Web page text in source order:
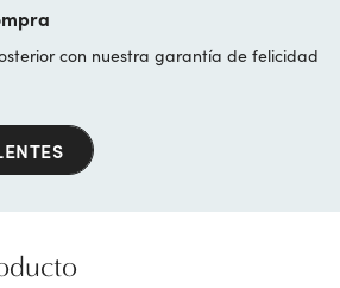
con nuestra garantía de felicidad